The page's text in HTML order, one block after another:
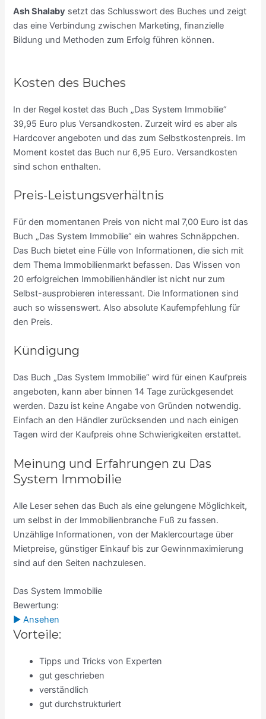
Ash Shalaby setzt das Schlusswort des Buches und zeigt
das eine Verbindung zwischen Marketing, finanzielle
Bildung und Methoden zum Erfolg führen können.
Kosten des Buches
In der Regel kostet das Buch „Das System Immobilie“
39,95 Euro plus Versandkosten. Zurzeit wird es aber als
Hardcover angeboten und das zum Selbstkostenpreis. Im
Moment kostet das Buch nur 6,95 Euro. Versandkosten
sind schon enthalten.
Preis-Leistungsverhältnis
Für den momentanen Preis von nicht mal 7,00 Euro ist das
Buch „Das System Immobilie“ ein wahres Schnäppchen.
Das Buch bietet eine Fülle von Informationen, die sich mit
dem Thema Immobilienmarkt befassen. Das Wissen von
20 erfolgreichen Immobilienhändler ist nicht nur zum
Selbst-ausprobieren interessant. Die Informationen sind
auch so wissenswert. Also absolute Kaufempfehlung für
den Preis.
Kündigung
Das Buch „Das System Immobilie“ wird für einen Kaufpreis
angeboten, kann aber binnen 14 Tage zurückgesendet
werden. Dazu ist keine Angabe von Gründen notwendig.
Einfach an den Händler zurücksenden und nach einigen
Tagen wird der Kaufpreis ohne Schwierigkeiten erstattet.
Meinung und Erfahrungen zu Das
System Immobilie
Alle Leser sehen das Buch als eine gelungene Möglichkeit,
um selbst in der Immobilienbranche Fuß zu fassen.
Unzählige Informationen, von der Maklercourtage über
Mietpreise, günstiger Einkauf bis zur Gewinnmaximierung
sind auf den Seiten nachzulesen.
Das System Immobilie
Bewertung:
► Ansehen
Vorteile:
Tipps und Tricks von Experten
gut geschrieben
verständlich
gut durchstrukturiert